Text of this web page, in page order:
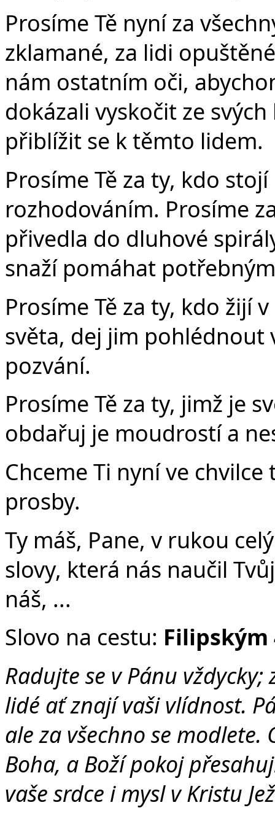
Prosíme Tě nyní za
zklamané, za lidi
nám ostatním oči,
dokázali vyskočit ze
přiblížit se k těmto lidem.
Prosíme Tě za ty, kdo
rozhodováním. Prosíme
přivedla do dluhové
snaží pomáhat
Prosíme Tě za ty, kdo žijí
světa, dej jim pohlédnout
pozvání.
Prosíme Tě za ty, jimž je
obdařuj je moudrostí a
Chceme Ti nyní ve
prosby.
Ty máš, Pane, v rukou
slovy, která nás naučil
náš, ...
Slovo na cestu: Filipským
Radujte se v Pánu
lidé ať znají vaši vlídnost.
ale za všechno se modlete.
Boha, a Boží pokoj
vaše srdce i mysl v Kristu